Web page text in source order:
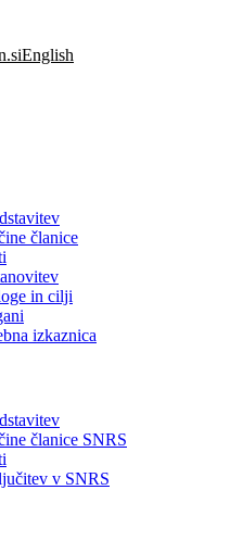
English
članice
in cilji
izkaznica
članice SNRS
v SNRS